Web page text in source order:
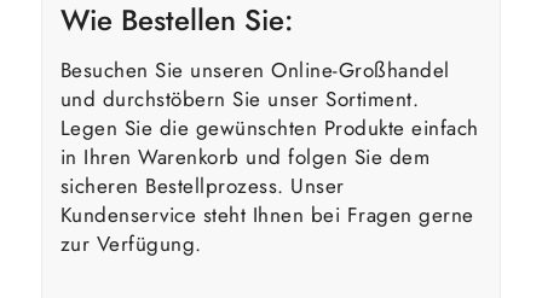
Wie Bestellen Sie:
Besuchen Sie unseren Online-Großhandel
und durchstöbern Sie unser Sortiment.
Legen Sie die gewünschten Produkte einfach
in Ihren Warenkorb und folgen Sie dem
sicheren Bestellprozess. Unser
Kundenservice steht Ihnen bei Fragen gerne
zur Verfügung.